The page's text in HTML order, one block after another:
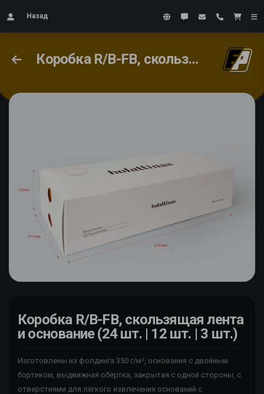
Назад
Коробка R/B-FB, скользящая лента и основание (24 шт. | 12 шт. | 3 шт.)
Коробка R/B-FB, скользящая лента
и основание (24 шт. | 12 шт. | 3 шт.)
Изготовлены из фолдинга 350 г/м², основания с двойным
бортиком, выдвижная обёртка, закрытая с одной стороны, с
отверстиями для лёгкого извлечения оснований с